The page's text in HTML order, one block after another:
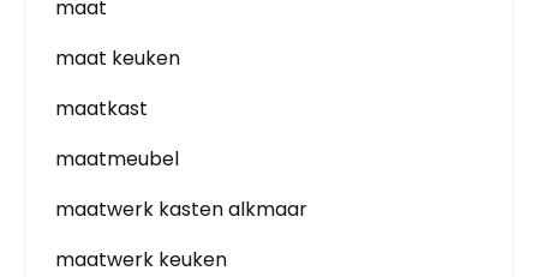
maat
maat keuken
maatkast
maatmeubel
maatwerk kasten alkmaar
maatwerk keuken